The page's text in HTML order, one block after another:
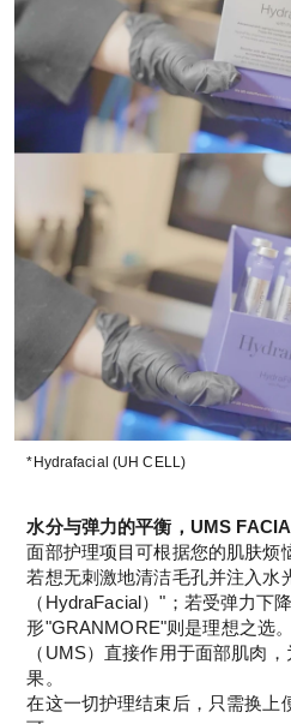
*Hydrafacial (UH CELL)
水分与弹力的平衡，UMS
面部护理项目可根据您的肌肤烦
若想无刺激地清洁毛孔并注入水
（HydraFacial）"；若受弹力下
形"GRANMORE"则是理想之选
（UMS）直接作用于面部肌肉
果。
在这一切护理结束后，只需换上